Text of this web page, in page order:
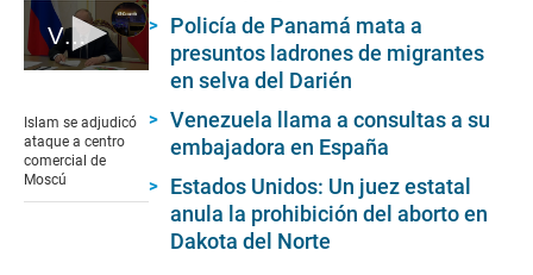
Vladimir Putin acepta ataque a centro comercial por parte del islamismo radical
of
1
minute,
21
Islam se adjudicó
ataque a centro
comercial de
Moscú
Policía de Panamá mata a
presuntos ladrones de migrantes
en selva del Darién
Venezuela llama a consultas a su
embajadora en España
Estados Unidos: Un juez estatal
anula la prohibición del aborto en
Dakota del Norte